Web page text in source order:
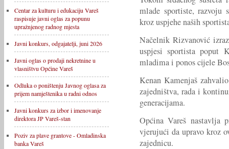
Centar za kulturu i edukaciju Vareš
raspisuje javni oglas za popunu
upražnjenog radnog mjesta
Javni konkurs, odgajatelji, juni 2026
Javni oglas o prodaji nekretnine u
vlasništvu Općine Vareš
Odluka o poništenju Javnog oglasa za
prijem namještenika u radni odnos
Javni konkurs za izbor i imenovanje
direktora JP Vareš-stan
Poziv za plave grantove - Omladinska
banka Vareš
mlade sportiste, razvoju
kroz uspjehe naših
Načelnik Rizvanović
uspjesi sportista poput
mladima i ponos cijele
Kenan Kamenjaš
zajedništva, rada i
generacijama.
Općina Vareš nastavlja
vjerujući da upravo kroz
zajednicu.